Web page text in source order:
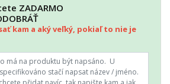
ZADARMO
kam a aký veľký, pokiaľ to nie je